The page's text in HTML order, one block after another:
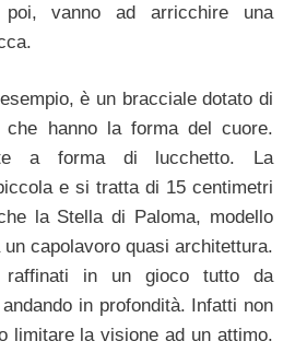
vanno ad arricchire una
è un bracciale dotato di
che hanno la forma del cuore.
a forma di lucchetto. La
e si tratta di 15 centimetri
la Stella di Paloma, modello
capolavoro quasi architettura.
raffinati in un gioco tutto da
in profondità. Infatti non
limitare la visione ad un attimo.